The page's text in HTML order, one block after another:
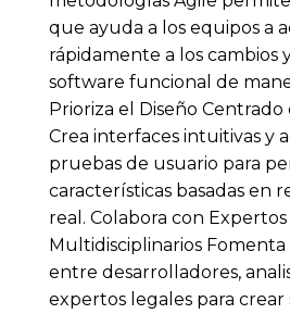
que ayuda a los equipos a
rápidamente a los cambios
software funcional de
Prioriza el Diseño Centrado
Crea interfaces intuitivas y
pruebas de usuario para
características basadas en
real. Colabora con Expertos
Multidisciplinarios
entre desarrolladores,
expertos legales para crear